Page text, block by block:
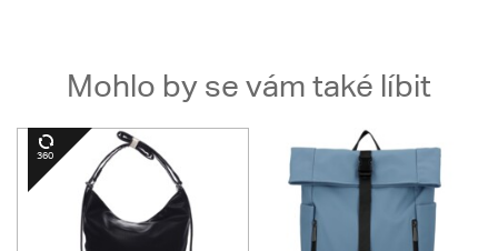
Mohlo by se vám také líbit